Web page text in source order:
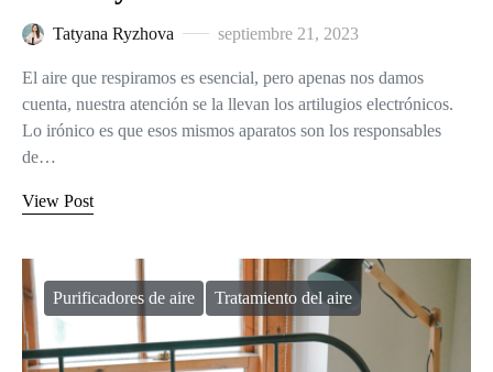
Tatyana Ryzhova septiembre 21, 2023
El aire que respiramos es esencial, pero apenas nos damos
cuenta, nuestra atención se la llevan los artilugios electrónicos.
Lo irónico es que esos mismos aparatos son los responsables
de…
View Post
Purificadores de aire Tratamiento del aire